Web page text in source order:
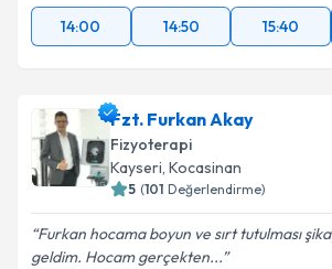
14:00
14:50 15:40
Fzt. Furkan Akay
Fizyoterapi
Kayseri, Kocasinan
5 (101 Değerlendirme)
Furkan hocama boyun ve sırt tutulması
geldim. Hocam gerçekten...